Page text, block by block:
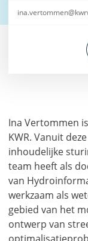
Ina Vertommen
KWR. Vanuit
inhoudelijke
team heeft als
van
werkzaam als
gebied van het
ontwerp van